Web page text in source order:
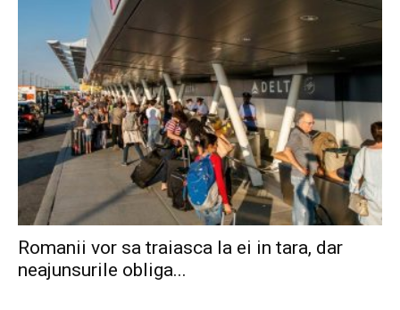
Romanii vor sa traiasca la ei in tara, dar
neajunsurile obliga...